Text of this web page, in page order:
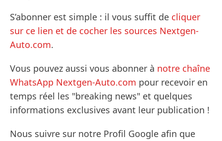
S’abonner est simple : il vous suffit de cliquer
sur ce lien et de cocher les sources Nextgen-
Auto.com.
Vous pouvez aussi vous abonner à notre chaîne
WhatsApp Nextgen-Auto.com pour recevoir en
temps réel les "breaking news" et quelques
informations exclusives avant leur publication !
Nous suivre sur notre Profil Google afin que